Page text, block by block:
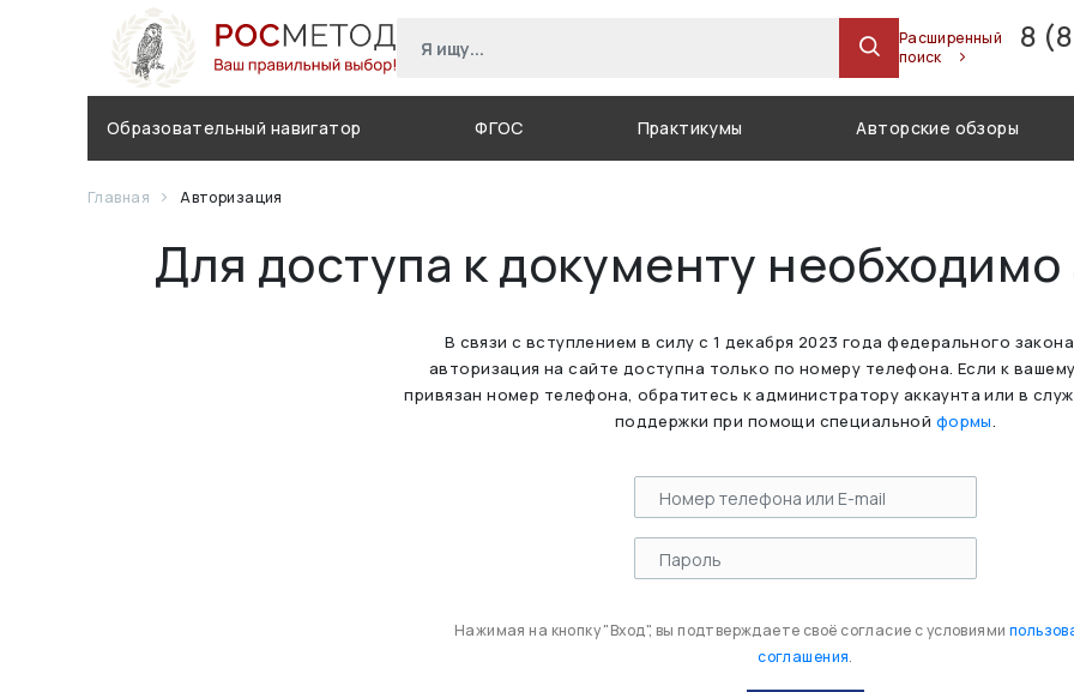
Расширенный
поиск
8
Образовательный навигатор ФГОС Практикумы Авторские обзоры
Главная Авторизация
Для доступа к документу необходимо
В связи с вступлением в силу с 1 декабря 2023 года федерального
авторизация на сайте доступна только по номеру телефона. Если к
привязан номер телефона, обратитесь к администратору аккаунта или в
поддержки при помощи специальной формы.
Нажимая на кнопку "Вход", вы подтверждаете своё согласие с условиями
соглашения.